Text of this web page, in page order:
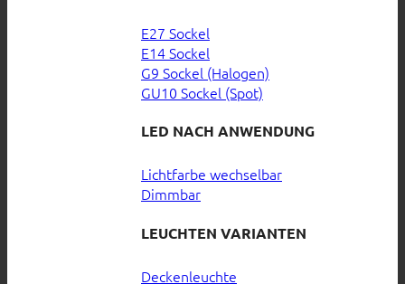
E27 Sockel
E14 Sockel
G9 Sockel (Halogen)
GU10 Sockel (Spot)
LED NACH ANWENDUNG
Lichtfarbe wechselbar
Dimmbar
LEUCHTEN VARIANTEN
Deckenleuchte